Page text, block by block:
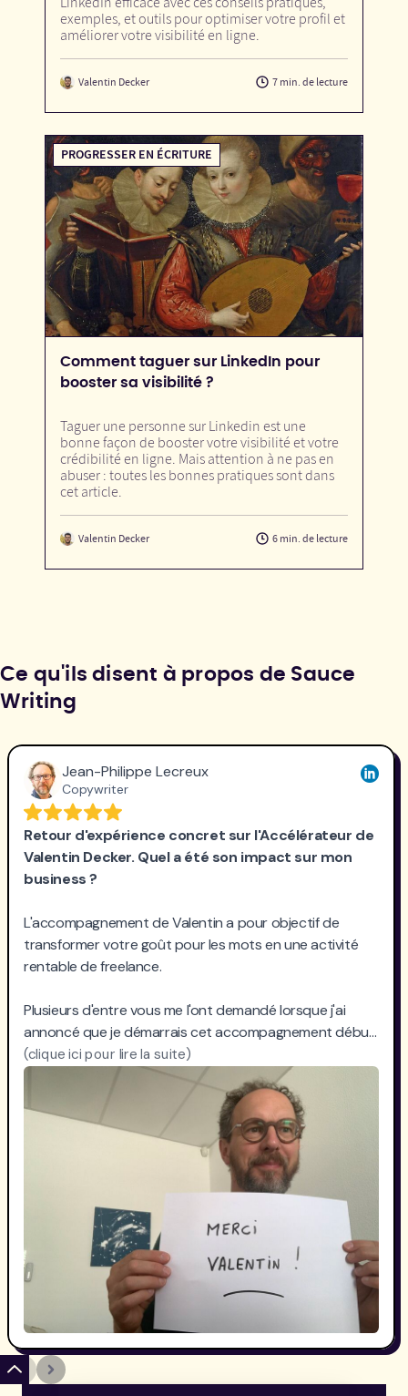
exemples, et outils pour optimiser votre profil et
améliorer votre visibilité en ligne.
Valentin Decker 7 min. de lecture
PROGRESSER EN ÉCRITURE
Comment taguer sur LinkedIn pour
booster sa visibilité ?
Taguer une personne sur Linkedin est une
bonne façon de booster votre visibilité et votre
crédibilité en ligne. Mais attention à ne pas en
abuser : toutes les bonnes pratiques sont dans
cet article.
Valentin Decker 6 min. de lecture
Ce qu'ils disent à propos de Sauce
Writing